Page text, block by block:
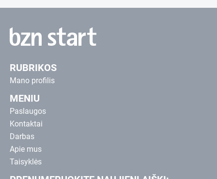
RUBRIKOS
Mano profilis
MENIU
Paslaugos
Kontaktai
Darbas
Apie mus
Taisyklės